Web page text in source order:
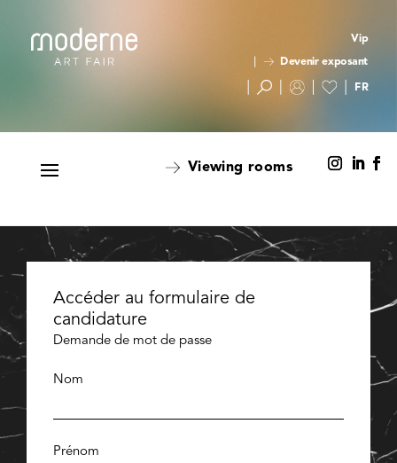
Vip
Devenir exposant
Viewing rooms
Accéder au formulaire de
candidature
Demande de mot de passe
Nom
Prénom